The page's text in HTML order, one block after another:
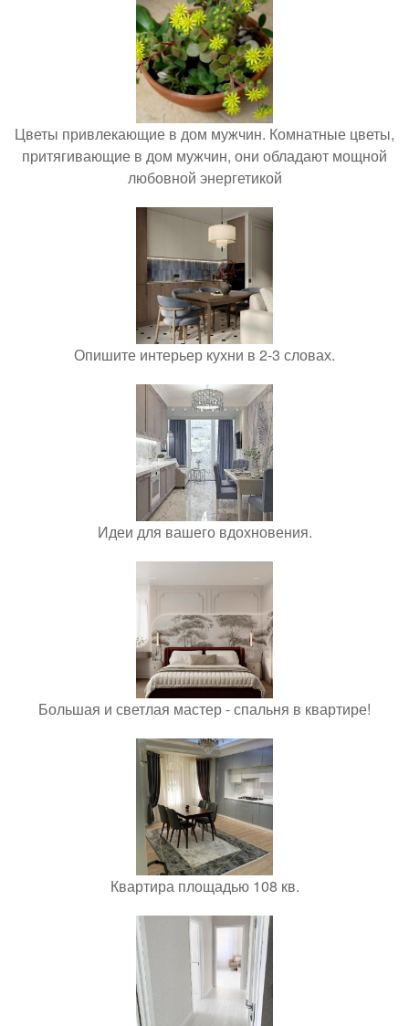
Цветы привлекающие в дом мужчин. Комнатные цветы,
притягивающие в дом мужчин, они обладают мощной
любовной энергетикой
Опишите интерьер кухни в 2-3 словах.
Идеи для вашего вдохновения.
Большая и светлая мастер - спальня в квартире!
Квартира площадью 108 кв.